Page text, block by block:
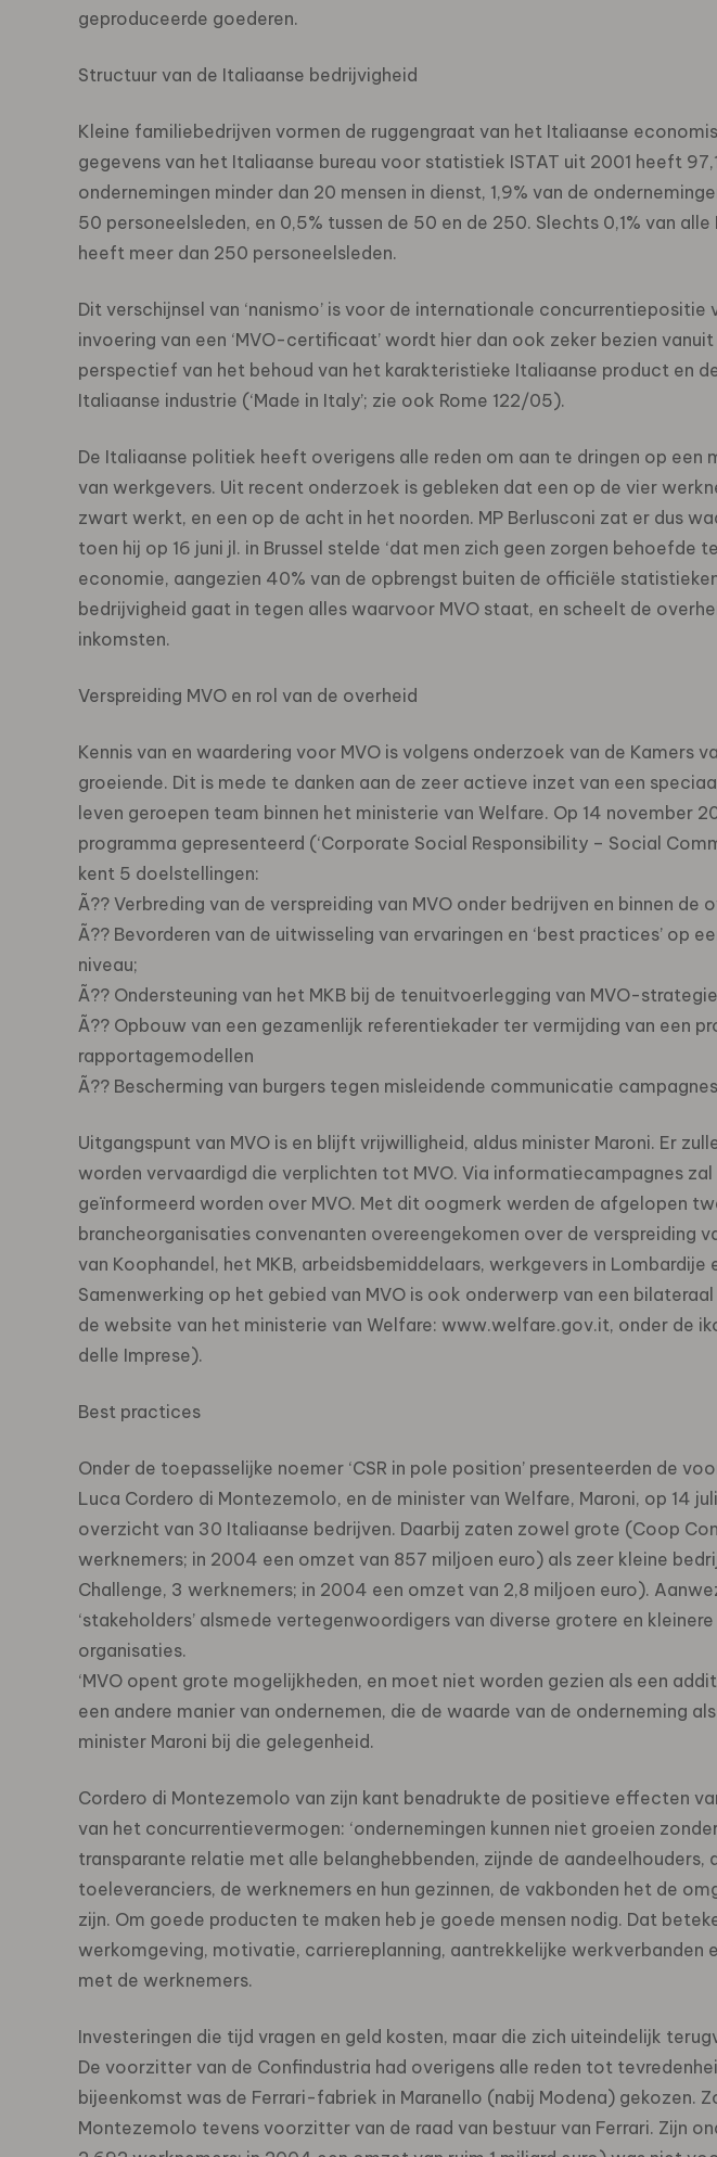
geproduceerde goederen.
Structuur van de Italiaanse bedrijvigheid
Kleine familiebedrijven vormen de ruggengraat van het Italiaanse
gegevens van het Italiaanse bureau voor statistiek ISTAT uit 2001 heeft
ondernemingen minder dan 20 mensen in dienst, 1,9% van de
50 personeelsleden, en 0,5% tussen de 50 en de 250. Slechts 0,1% van
heeft meer dan 250 personeelsleden.
Dit verschijnsel van ‘nanismo’ is voor de internationale concurrentiepositie
invoering van een ‘MVO-certificaat’ wordt hier dan ook zeker bezien
perspectief van het behoud van het karakteristieke Italiaanse product en
Italiaanse industrie (‘Made in Italy’; zie ook Rome 122/05).
De Italiaanse politiek heeft overigens alle reden om aan te dringen op een
van werkgevers. Uit recent onderzoek is gebleken dat een op de vier
zwart werkt, en een op de acht in het noorden. MP Berlusconi zat er dus
toen hij op 16 juni jl. in Brussel stelde ‘dat men zich geen zorgen behoefde
economie, aangezien 40% van de opbrengst buiten de officiële
bedrijvigheid gaat in tegen alles waarvoor MVO staat, en scheelt de
inkomsten.
Verspreiding MVO en rol van de overheid
Kennis van en waardering voor MVO is volgens onderzoek van de Kamers
groeiende. Dit is mede te danken aan de zeer actieve inzet van een
leven geroepen team binnen het ministerie van Welfare. Op 14 november
programma gepresenteerd (‘Corporate Social Responsibility – Social
kent 5 doelstellingen:
Ã?? Verbreding van de verspreiding van MVO onder bedrijven en binnen de
Ã?? Bevorderen van de uitwisseling van ervaringen en ‘best practices’ op
niveau;
Ã?? Ondersteuning van het MKB bij de tenuitvoerlegging van MVO-
Ã?? Opbouw van een gezamenlijk referentiekader ter vermijding van een
rapportagemodellen
Ã?? Bescherming van burgers tegen misleidende communicatie
Uitgangspunt van MVO is en blijft vrijwilligheid, aldus minister Maroni. Er
worden vervaardigd die verplichten tot MVO. Via informatiecampagnes zal
geïnformeerd worden over MVO. Met dit oogmerk werden de afgelopen
brancheorganisaties convenanten overeengekomen over de verspreiding
van Koophandel, het MKB, arbeidsbemiddelaars, werkgevers in Lombardije
Samenwerking op het gebied van MVO is ook onderwerp van een
de website van het ministerie van Welfare: www.welfare.gov.it, onder de
delle Imprese).
Best practices
Onder de toepasselijke noemer ‘CSR in pole position’ presenteerden de
Luca Cordero di Montezemolo, en de minister van Welfare, Maroni, op 14
overzicht van 30 Italiaanse bedrijven. Daarbij zaten zowel grote (Coop
werknemers; in 2004 een omzet van 857 miljoen euro) als zeer kleine
Challenge, 3 werknemers; in 2004 een omzet van 2,8 miljoen euro).
‘stakeholders’ alsmede vertegenwoordigers van diverse grotere en
organisaties.
‘MVO opent grote mogelijkheden, en moet niet worden gezien als een
een andere manier van ondernemen, die de waarde van de onderneming
minister Maroni bij die gelegenheid.
Cordero di Montezemolo van zijn kant benadrukte de positieve effecten
van het concurrentievermogen: ‘ondernemingen kunnen niet groeien
transparante relatie met alle belanghebbenden, zijnde de aandeelhouders,
toeleveranciers, de werknemers en hun gezinnen, de vakbonden het de
zijn. Om goede producten te maken heb je goede mensen nodig. Dat
werkomgeving, motivatie, carriereplanning, aantrekkelijke werkverbanden
met de werknemers.
Investeringen die tijd vragen en geld kosten, maar die zich uiteindelijk
De voorzitter van de Confindustria had overigens alle reden tot
bijeenkomst was de Ferrari-fabriek in Maranello (nabij Modena) gekozen.
Montezemolo tevens voorzitter van de raad van bestuur van Ferrari. Zijn